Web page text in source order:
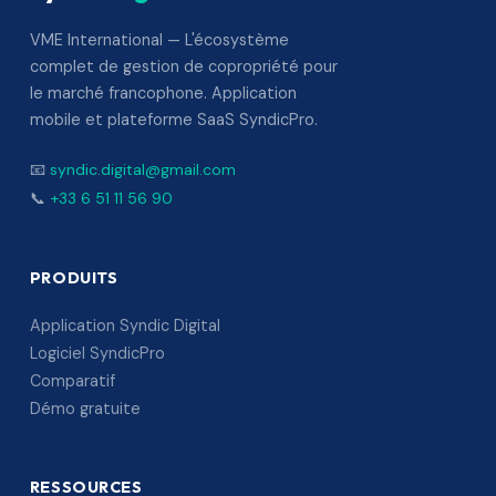
VME International — L'écosystème
complet de gestion de copropriété pour
le marché francophone. Application
mobile et plateforme SaaS SyndicPro.
📧 syndic.digital@gmail.com
📞 +33 6 51 11 56 90
PRODUITS
Application Syndic Digital
Logiciel SyndicPro
Comparatif
Démo gratuite
RESSOURCES